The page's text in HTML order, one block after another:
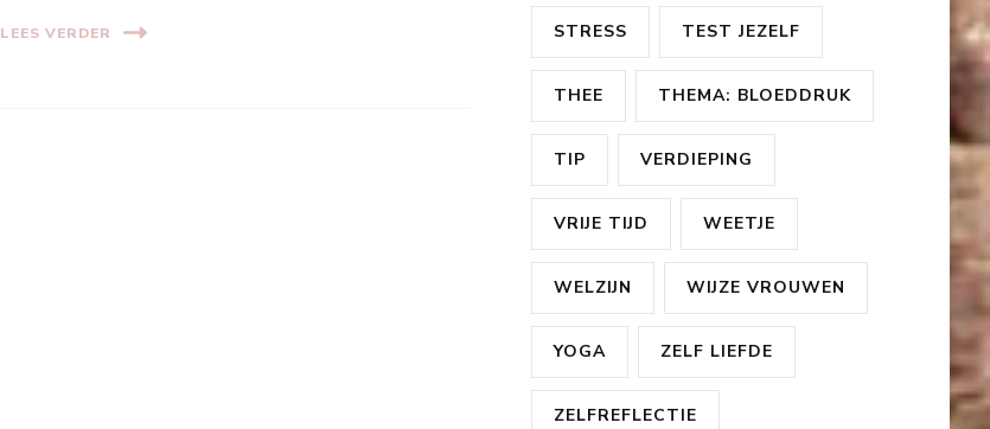
LEES VERDER STRESS TEST JEZELF
THEE THEMA: BLOEDDRUK
TIP VERDIEPING
VRIJE TIJD WEETJE
WELZIJN WIJZE VROUWEN
YOGA ZELF LIEFDE
ZELFREFLECTIE